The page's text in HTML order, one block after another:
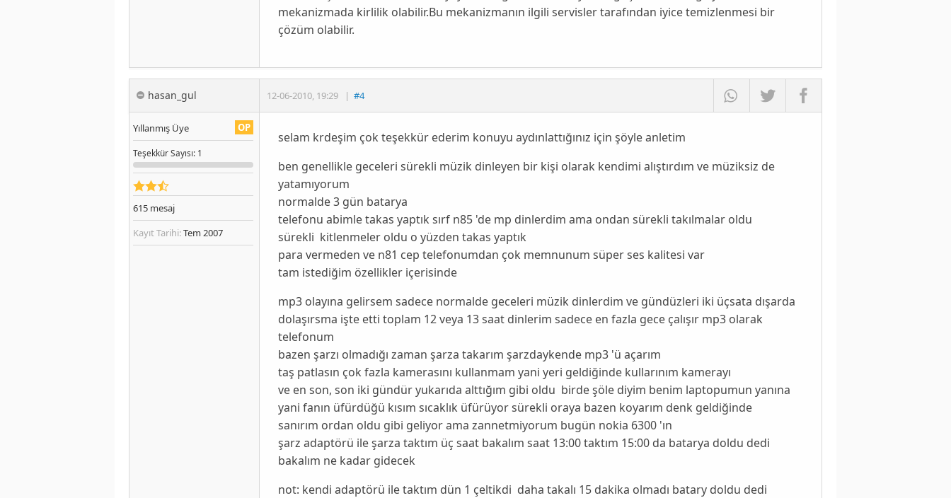
mekanizmada kirlilik olabilir.Bu mekanizmanın ilgili servisler tarafından iyice temizlenmesi bir
çözüm olabilir.
hasan_gul 12-06-2010, 19:29 | #4
OP
Yıllanmış Üye
TeşekkürSayısı: 1
615 mesaj
Kayıt Tarihi:Tem 2007
selam krdeşim çok teşekkür ederim konuyu aydınlattığınız için şöyle anletim
ben genellikle geceleri sürekli müzik dinleyen bir kişi olarak kendimi alıştırdım ve müziksiz de
yatamıyorum
normalde 3 gün batarya
telefonu abimle takas yaptık sırf n85 'de mp dinlerdim ama ondan sürekli takılmalar oldu
sürekli kitlenmeler oldu o yüzden takas yaptık
para vermeden ve n81 cep telefonumdan çok memnunum süper ses kalitesi var
tam istediğim özellikler içerisinde
mp3 olayına gelirsem sadece normalde geceleri müzik dinlerdim ve gündüzleri iki üçsata dışarda
dolaşırsma işte etti toplam 12 veya 13 saat dinlerim sadece en fazla gece çalışır mp3 olarak
telefonum
bazen şarzı olmadığı zaman şarza takarım şarzdaykende mp3 'ü açarım
taş patlasın çok fazla kamerasını kullanmam yani yeri geldiğinde kullarınım kamerayı
ve en son, son iki gündür yukarıda alttığım gibi oldu birde şöle diyim benim laptopumun yanına
yani fanın üfürdüğü kısım sıcaklık üfürüyor sürekli oraya bazen koyarım denk geldiğinde
sanırım ordan oldu gibi geliyor ama zannetmiyorum bugün nokia 6300 'ın
şarz adaptörü ile şarza taktım üç saat bakalım saat 13:00 taktım 15:00 da batarya doldu dedi
bakalım ne kadar gidecek
not: kendi adaptörü ile taktım dün 1 çeltikdi daha takalı 15 dakika olmadı batary doldu dedi